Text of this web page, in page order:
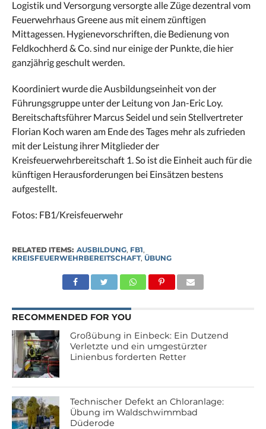
Logistik und Versorgung versorgte alle Züge dezentral vom
Feuerwehrhaus Greene aus mit einem zünftigen
Mittagessen. Hygienevorschriften, die Bedienung von
Feldkochherd & Co. sind nur einige der Punkte, die hier
ganzjährig geschult werden.
Koordiniert wurde die Ausbildungseinheit von der
Führungsgruppe unter der Leitung von Jan-Eric Loy.
Bereitschaftsführer Marcus Seidel und sein Stellvertreter
Florian Koch waren am Ende des Tages mehr als zufrieden
mit der Leistung ihrer Mitglieder der
Kreisfeuerwehrbereitschaft 1. So ist die Einheit auch für die
künftigen Herausforderungen bei Einsätzen bestens
aufgestellt.
Fotos: FB1/Kreisfeuerwehr
RELATED ITEMS: AUSBILDUNG, FB1,
KREISFEUERWEHRBEREITSCHAFT, ÜBUNG
RECOMMENDED FOR YOU
Großübung in Einbeck: Ein Dutzend
Verletzte und ein umgestürzter
Linienbus forderten Retter
Technischer Defekt an Chloranlage:
Übung im Waldschwimmbad
Düderode